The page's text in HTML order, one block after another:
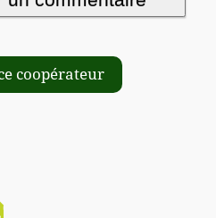
coopérateur